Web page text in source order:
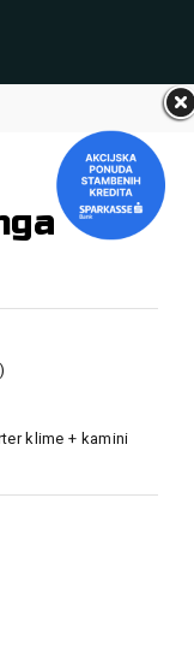
klime + kamini